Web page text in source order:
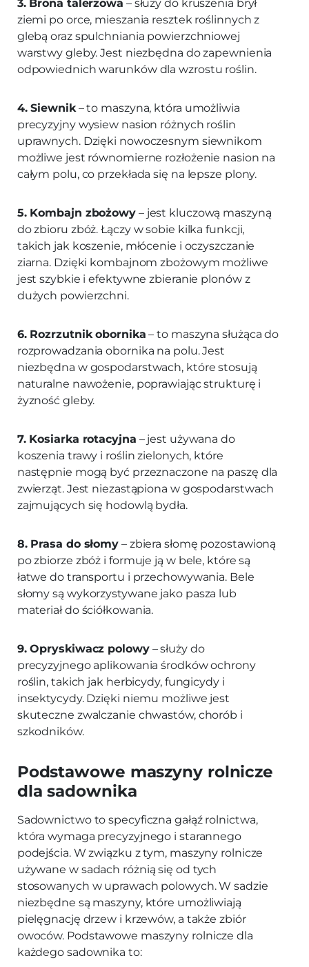
3. Brona talerzowa – służy do kruszenia brył
ziemi po orce, mieszania resztek roślinnych z
glebą oraz spulchniania powierzchniowej
warstwy gleby. Jest niezbędna do zapewnienia
odpowiednich warunków dla wzrostu roślin.
4. Siewnik– to maszyna, która umożliwia
precyzyjny wysiew nasion różnych roślin
uprawnych. Dzięki nowoczesnym siewnikom
możliwe jest równomierne rozłożenie nasion na
całym polu, co przekłada się na lepsze plony.
5. Kombajn zbożowy– jest kluczową maszyną
do zbioru zbóż. Łączy w sobie kilka funkcji,
takich jak koszenie, młócenie i oczyszczanie
ziarna. Dzięki kombajnom zbożowym możliwe
jest szybkie i efektywne zbieranie plonów z
dużych powierzchni.
6. Rozrzutnik obornika – to maszyna służąca do
rozprowadzania obornika na polu. Jest
niezbędna w gospodarstwach, które stosują
naturalne nawożenie, poprawiając strukturę i
żyzność gleby.
7. Kosiarka rotacyjna – jest używana do
koszenia trawy i roślin zielonych, które
następnie mogą być przeznaczone na paszę dla
zwierząt. Jest niezastąpiona w gospodarstwach
zajmujących się hodowlą bydła.
8. Prasa do słomy – zbiera słomę pozostawioną
po zbiorze zbóż i formuje ją w bele, które są
łatwe do transportu i przechowywania. Bele
słomy są wykorzystywane jako pasza lub
materiał do ściółkowania.
9. Opryskiwacz polowy– służy do
precyzyjnego aplikowania środków ochrony
roślin, takich jak herbicydy, fungicydy i
insektycydy. Dzięki niemu możliwe jest
skuteczne zwalczanie chwastów, chorób i
szkodników.
Podstawowe maszyny rolnicze
dla sadownika
Sadownictwo to specyficzna gałąź rolnictwa,
która wymaga precyzyjnego i starannego
podejścia. W związku z tym, maszyny rolnicze
używane w sadach różnią się od tych
stosowanych w uprawach polowych. W sadzie
niezbędne są maszyny, które umożliwiają
pielęgnację drzew i krzewów, a także zbiór
owoców. Podstawowe maszyny rolnicze dla
każdego sadownika to: